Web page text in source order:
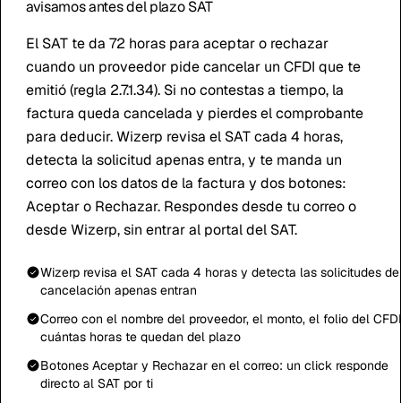
avisamos antes del plazo SAT
El SAT te da 72 horas para aceptar o rechazar
cuando un proveedor pide cancelar un CFDI que te
emitió (regla 2.7.1.34). Si no contestas a tiempo, la
factura queda cancelada y pierdes el comprobante
para deducir. Wizerp revisa el SAT cada 4 horas,
detecta la solicitud apenas entra, y te manda un
correo con los datos de la factura y dos botones:
Aceptar o Rechazar. Respondes desde tu correo o
desde Wizerp, sin entrar al portal del SAT.
Wizerp revisa el SAT cada 4 horas y detecta las solicitudes de
cancelación apenas entran
Correo con el nombre del proveedor, el monto, el folio del
cuántas horas te quedan del plazo
Botones Aceptar y Rechazar en el correo: un click responde
directo al SAT por ti